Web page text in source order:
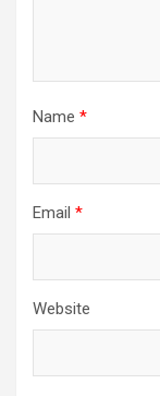
Name *
Email *
Website